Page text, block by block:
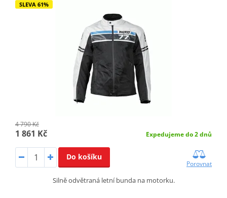
SLEVA 61%
4 790 Kč
1 861 Kč Expedujeme do 2 dnů
Do košíku
Porovnat
Silně odvětraná letní bunda na motorku.